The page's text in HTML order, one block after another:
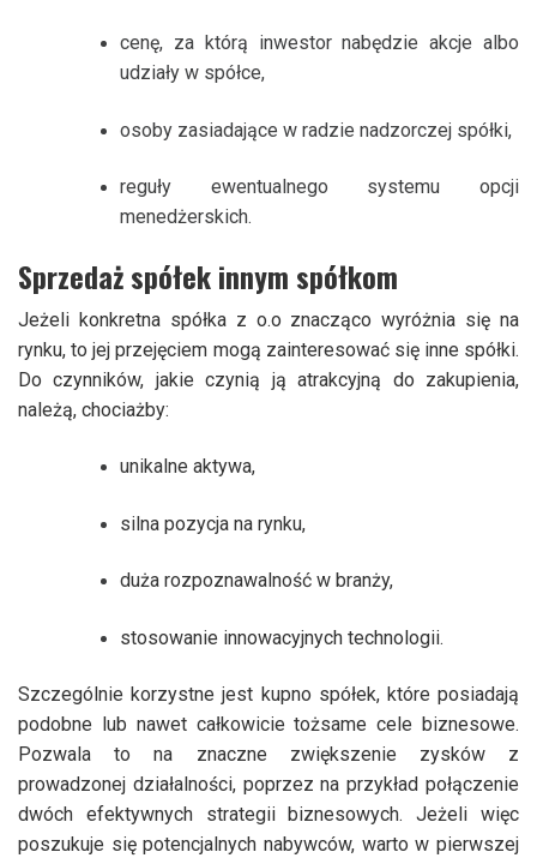
cenę, za którą inwestor nabędzie akcje albo
udziały w spółce,
osoby zasiadające w radzie nadzorczej spółki,
reguły ewentualnego systemu opcji
menedżerskich.
Sprzedaż spółek innym spółkom
Jeżeli konkretna spółka z o.o znacząco wyróżnia się na
rynku, to jej przejęciem mogą zainteresować się inne spółki.
Do czynników, jakie czynią ją atrakcyjną do zakupienia,
należą, chociażby:
unikalne aktywa,
silna pozycja na rynku,
duża rozpoznawalność w branży,
stosowanie innowacyjnych technologii.
Szczególnie korzystne jest kupno spółek, które posiadają
podobne lub nawet całkowicie tożsame cele biznesowe.
Pozwala to na znaczne zwiększenie zysków z
prowadzonej działalności, poprzez na przykład połączenie
dwóch efektywnych strategii biznesowych. Jeżeli więc
poszukuje się potencjalnych nabywców, warto w pierwszej